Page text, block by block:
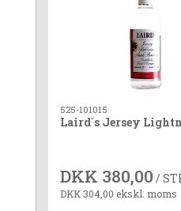
525-101015
Laird´s Jersey
DKK 380,00 /
DKK 304,00 ekskl. moms